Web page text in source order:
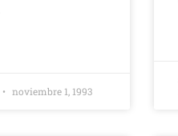
noviembre 1, 1993